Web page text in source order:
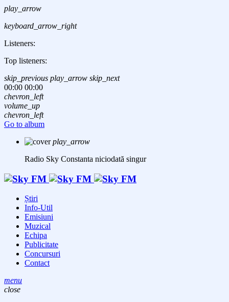
play_arrow
keyboard_arrow_right
Listeners:
Top listeners:
skip_previous play_arrow skip_next
00:00 00:00
chevron_left
volume_up
chevron_left
Go to album
play_arrow
Radio Sky Constanta niciodată singur
Știri
Info-Util
Emisiuni
Muzical
Echipa
Publicitate
Concursuri
Contact
menu
close